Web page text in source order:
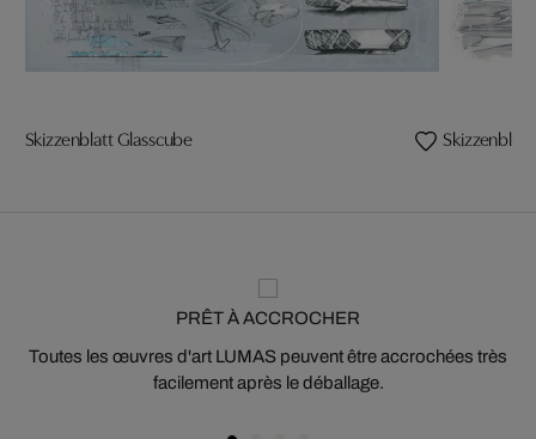
Skizzenblatt Glasscube
PRÊT À ACCROCHER
Toutes les œuvres d'art LUMAS peuvent être accrochées très
facilement après le déballage.